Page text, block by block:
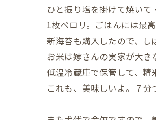
ひと振り塩を掛けて焼い
1枚ペロリ。ごはんには最高
新海苔も購入したので、し
お米は嫁さんの実家が大き
低温冷蔵庫で保管して、精
これも、美味しいよ。７分